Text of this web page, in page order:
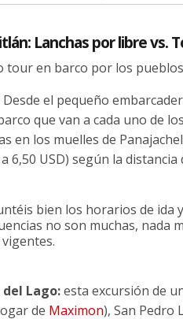
Lanchas por libre vs.
tour en barco por los
Desde el pequeño
que van a cada uno de
en los muelles de
6,50 USD) según la
bien los horarios de ida
no son muchas, nada
Lago:esta excursión de
de Maximon), San Pedro